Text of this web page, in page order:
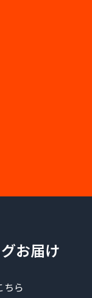
お届け
ちら